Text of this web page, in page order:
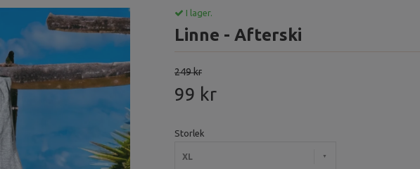
I lager.
Linne - Afterski
249 kr
99 kr
Storlek
XL